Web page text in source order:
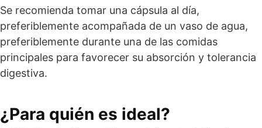
Se recomienda tomar una cápsula al día,
preferiblemente acompañada de un vaso de agua,
preferiblemente durante una de las comidas
principales para favorecer su absorción y tolerancia
digestiva.
¿Para quién es ideal?